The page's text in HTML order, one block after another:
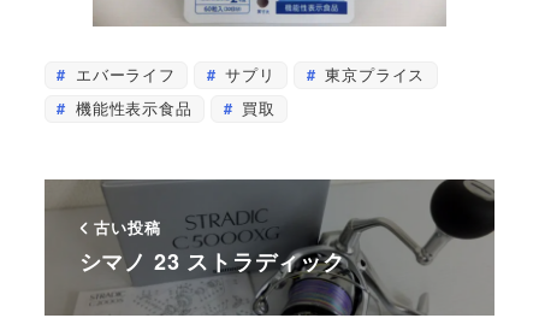
エバーライフ サプリ
東京プライス
機能性表示食品
買取
古い投稿
シマノ 23 ストラディック